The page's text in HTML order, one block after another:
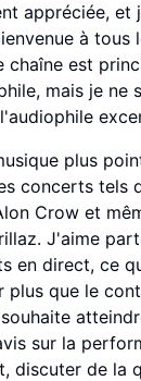
appréciée, et
à tous
chaîne est
mais je ne
plus
concerts tels
Crow et
J'aime
en direct, ce
plus que le
sur la
discuter de la